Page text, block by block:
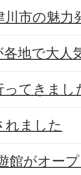
市の魅力
地で大人
ってきまし
れました
館がオー